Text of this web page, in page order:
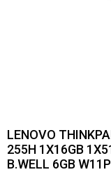
LENOVO
255H 1X16GB
B.WELL 6GB